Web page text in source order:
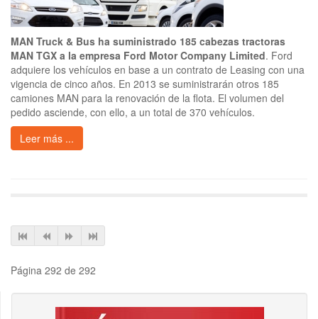
MAN Truck & Bus ha suministrado 185 cabezas tractoras
MAN TGX a la empresa Ford Motor Company Limited. Ford
adquiere los vehículos en base a un contrato de Leasing con una
vigencia de cinco años. En 2013 se suministrarán otros 185
camiones MAN para la renovación de la flota. El volumen del
pedido asciende, con ello, a un total de 370 vehículos.
Leer más ...
Página 292 de 292